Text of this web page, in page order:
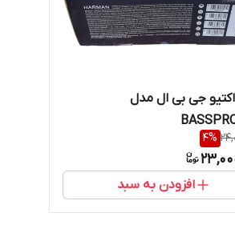
جی بی ال مدل
4%
افزودن به سبد